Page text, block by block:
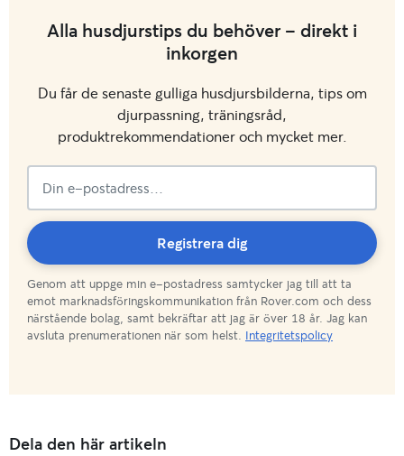
Alla husdjurstips du behöver - direkt i
inkorgen
Du får de senaste gulliga husdjursbilderna, tips om
djurpassning, träningsråd,
produktrekommendationer och mycket mer.
Genom att uppge min e-postadress samtycker jag till att ta
emot marknadsföringskommunikation från Rover.com och dess
närstående bolag, samt bekräftar att jag är över 18 år. Jag kan
avsluta prenumerationen när som helst. Integritetspolicy
Registrera dig
Premumererar!
Dela den här artikeln